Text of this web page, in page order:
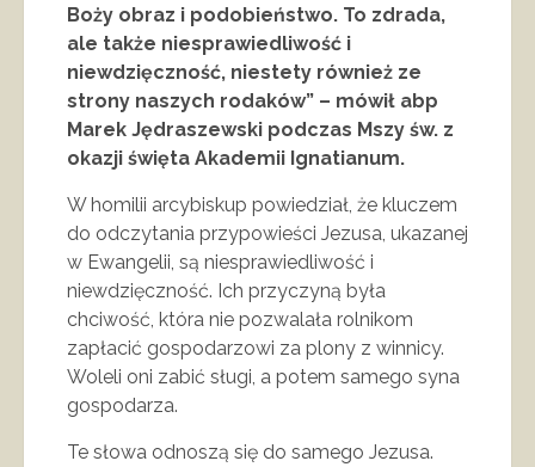
Boży obraz i podobieństwo. To zdrada,
ale także niesprawiedliwość i
niewdzięczność, niestety również ze
strony naszych rodaków” – mówił abp
Marek Jędraszewski podczas Mszy św. z
okazji święta Akademii Ignatianum.
W homilii arcybiskup powiedział, że kluczem
do odczytania przypowieści Jezusa, ukazanej
w Ewangelii, są niesprawiedliwość i
niewdzięczność. Ich przyczyną była
chciwość, która nie pozwalała rolnikom
zapłacić gospodarzowi za plony z winnicy.
Woleli oni zabić sługi, a potem samego syna
gospodarza.
Te słowa odnoszą się do samego Jezusa.